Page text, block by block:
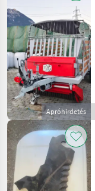
Apróhirdetés